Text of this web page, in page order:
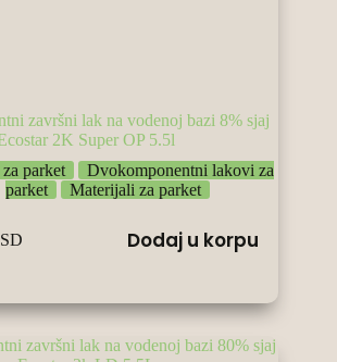
završni lak na vodenoj bazi 8% sjaj
2K Super OP 5.5l
parket
Dvokomponentni lakovi za
parket
Materijali za parket
Dodaj u korpu